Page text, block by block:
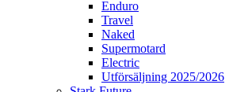
Enduro
Travel
Naked
Supermotard
Electric
Utförsäljning 2025/2026